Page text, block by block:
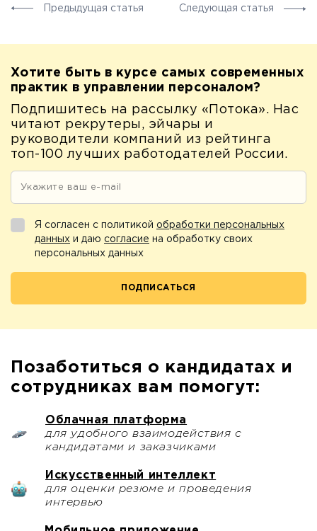
Предыдущая статья Следующая статья
Хотите быть в курсе самых современных
практик в управлении персоналом?
Подпишитесь на рассылку «Потока». Нас
читают рекрутеры, эйчары и
руководители компаний из рейтинга
топ-100 лучших работодателей России.
Я согласен с политикой обработки персональных
данных и даю согласие на обработку своих
персональных данных
Позаботиться о кандидатах и
сотрудниках вам помогут:
Облачная платформа
для удобного взаимодействия с
кандидатами и заказчиками
Искусственный интеллект
для оценки резюме и проведения
интервью